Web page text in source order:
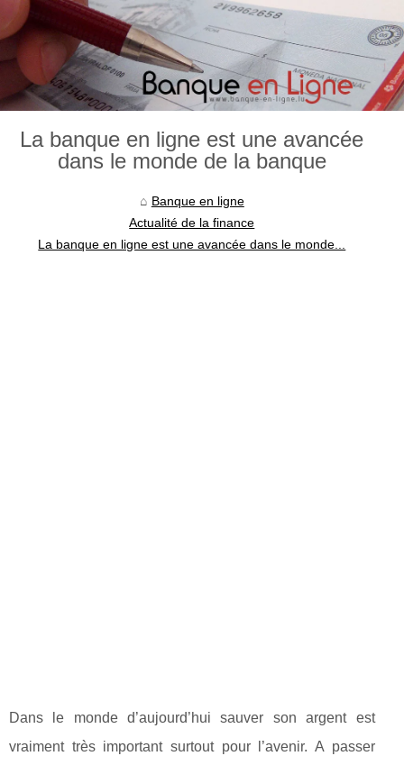
La banque en ligne est une avancée
dans le monde de la banque
Banque en ligne
Actualité de la finance
La banque en ligne est une avancée dans le monde...
Dans le monde d’aujourd’hui sauver son argent est
vraiment très important surtout pour l’avenir. A passer